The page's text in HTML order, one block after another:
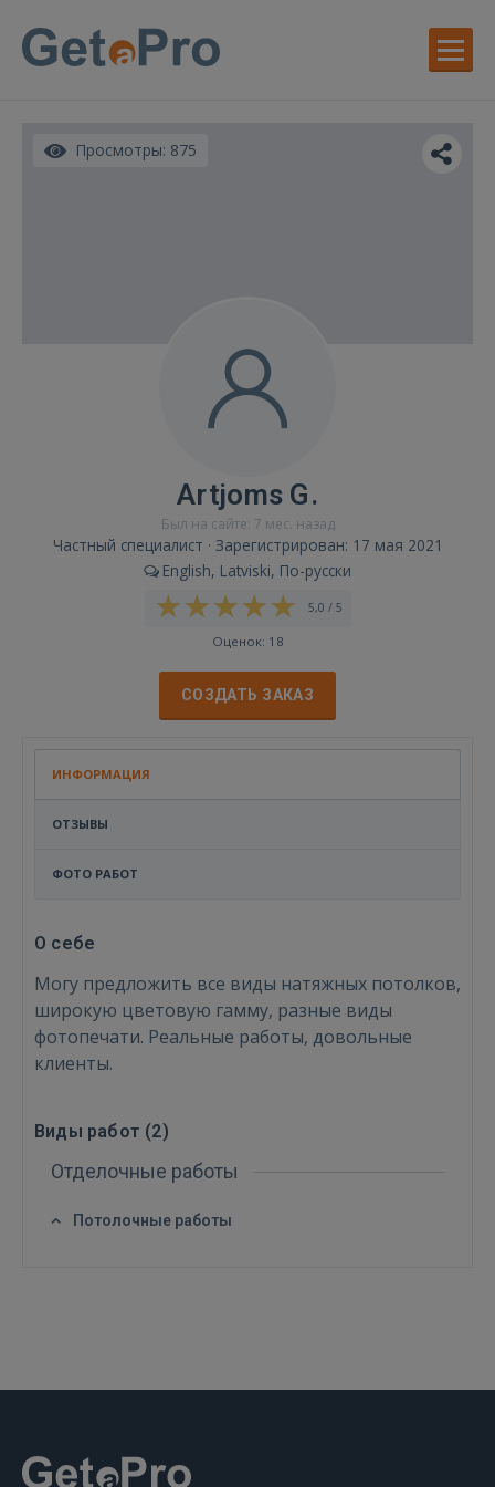
Войти
Забыли пароль?
Просмотры: 875
Artjoms G.
Был на сайте: 7 мес. назад
Частный специалист · Зарегистрирован: 17 мая 2021
English, Latviski, По-русски
5,0 / 5
Оценок: 18
СОЗДАТЬ ЗАКАЗ
ИНФОРМАЦИЯ
ОТЗЫВЫ
ФОТО РАБОТ
О себе
Могу предложить все виды натяжных потолков,
широкую цветовую гамму, разные виды
фотопечати. Реальные работы, довольные
клиенты.
Виды работ (2)
Отделочные работы
Потолочные работы